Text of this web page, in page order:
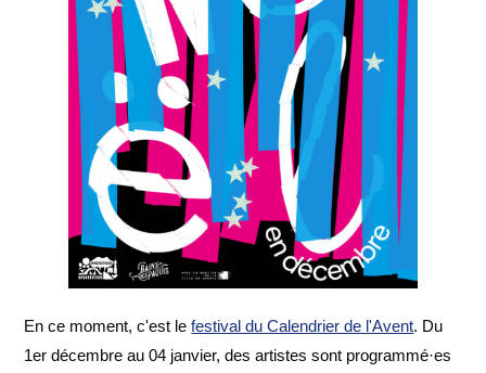
En ce moment, c'est lefestival du Calendrier de l'Avent. Du
1er décembre au 04 janvier, des artistes sont programmé·es